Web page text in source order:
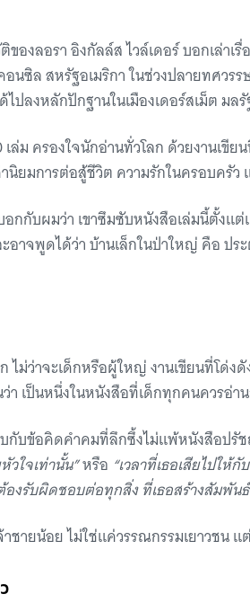
งลอรา อิงกัลล์ส ไวล์เดอร์ บอกเล่าเรื่
นซิล สหรัฐอเมริกา ในช่วงปลายทศวร
ลงหลักปักฐานในเมืองเดอร์สเม็ต มลรั
ล่ม ครองใจนักอ่านทั่วโลก ด้วยงานเขี
ยมการต่อสู้ชีวิต ความรักในครอบครัว
กกับผมว่า เขาซึมซับหนังสือเล่มนี้ตั้งแต่
าจพูดได้ว่า บ้านเล็กในป่าใหญ่ คือ ประ
ไม่ว่าจะเด็กหรือผู้ใหญ่ งานเขียนที่โด่ง
ว่า เป็นหนึ่งในหนังสือที่เด็กทุกคนควรอ่
บกับข้อคิดคำคมที่ลึกซึ้งไม่แพ้หนังสือปรั
วใจเท่านั้น”หรือ “เวลาที่เธอเสียไปใ
องรับผิดชอบต่อทุกสิ่ง ที่เธอสร้างสัมพัน
าชายน้อย ไม่ใช่แค่วรรณกรรมเยาวชน